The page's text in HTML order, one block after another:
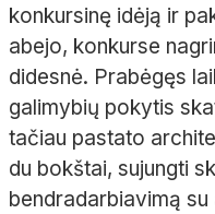
konkursinę idėją ir
abejo, konkurse
didesnė. Prabėgęs
galimybių pokytis
tačiau pastato
du bokštai, sujungti
bendradarbiavimą